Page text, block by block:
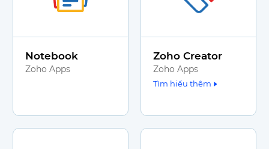
Notebook
Zoho Apps
Zoho Creator
Zoho Apps
Tìm hiểu thêm